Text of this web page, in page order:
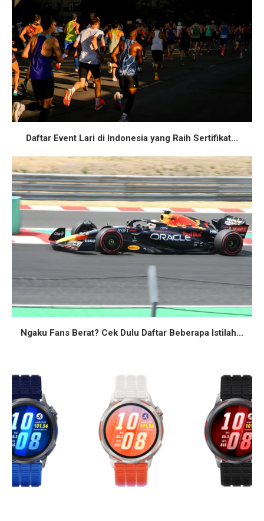
Daftar Event Lari di Indonesia yang Raih Sertifikat...
Ngaku Fans Berat? Cek Dulu Daftar Beberapa Istilah...